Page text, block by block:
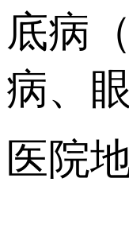
底病
病、
医院